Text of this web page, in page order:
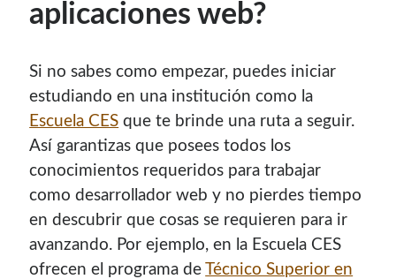
aplicaciones web?
Si no sabes como empezar, puedes iniciar
estudiando en una institución como la
Escuela CES que te brinde una ruta a seguir.
Así garantizas que posees todos los
conocimientos requeridos para trabajar
como desarrollador web y no pierdes tiempo
en descubrir que cosas se requieren para ir
avanzando. Por ejemplo, en la Escuela CES
ofrecen el programa deTécnico Superior en